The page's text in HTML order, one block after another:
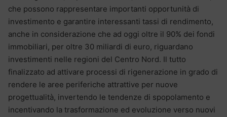
che possono rappresentare importanti opportunità di
investimento e garantire interessanti tassi di rendimento,
anche in considerazione che ad oggi oltre il 90% dei fondi
immobiliari, per oltre 30 miliardi di euro, riguardano
investimenti nelle regioni del Centro Nord. Il tutto
finalizzato ad attivare processi di rigenerazione in grado di
rendere le aree periferiche attrattive per nuove
progettualità, invertendo le tendenze di spopolamento e
incentivando la trasformazione ed evoluzione verso nuovi